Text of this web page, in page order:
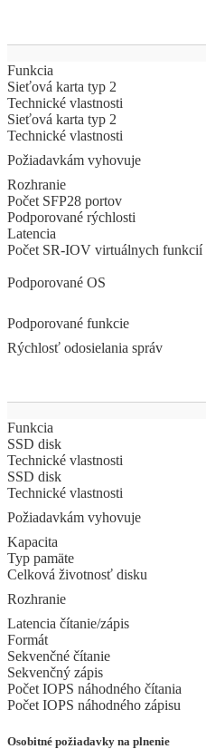
Funkcia
Sieťová karta typ 2
Technické vlastnosti
Sieťová karta typ 2
Technické vlastnosti
Požiadavkám vyhovuje
Rozhranie
Počet SFP28 portov
Podporované rýchlosti
Latencia
Počet SR-IOV virtuálnych funkcií
Podporované OS
Podporované funkcie
Rýchlosť odosielania správ
Funkcia
SSD disk
Technické vlastnosti
SSD disk
Technické vlastnosti
Požiadavkám vyhovuje
Kapacita
Typ pamäte
Celková životnosť disku
Rozhranie
Latencia čítanie/zápis
Formát
Sekvenčné čítanie
Sekvenčný zápis
Počet IOPS náhodného čítania
Počet IOPS náhodného zápisu
Osobitné požiadavky na plnenie